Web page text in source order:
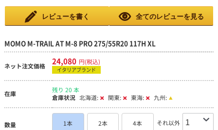
レビューを書く 全てのレビューを見る
MOMO M-TRAIL AT M-8 PRO 275/55R20 117H XL
ネット注文価格 24,080 円(税込)
イタリアブランド
在庫
残り 20 本
倉庫状況 北海道: 関東: 東海: 九州:
数量 1本 2本 4本 それ以外